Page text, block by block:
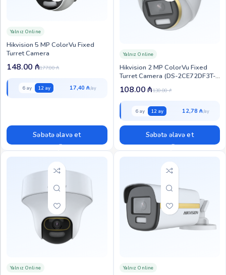
Hikvision 5 MP ColorVu Fixed
Turret Camera
Yalnız Online
177.00₼
148.00 ₼
6 ay 12 ay 17,40 ₼
Səbətə əlavə et
Hikvision 2 MP ColorVu Fixed
Turret Camera (DS-2CE72DF3T-
FS)
Yalnız Online
130.00₼
108.00₼
6 ay 12 ay 12,78 ₼
Səbətə əlavə et
Yalnız Online Yalnız Online